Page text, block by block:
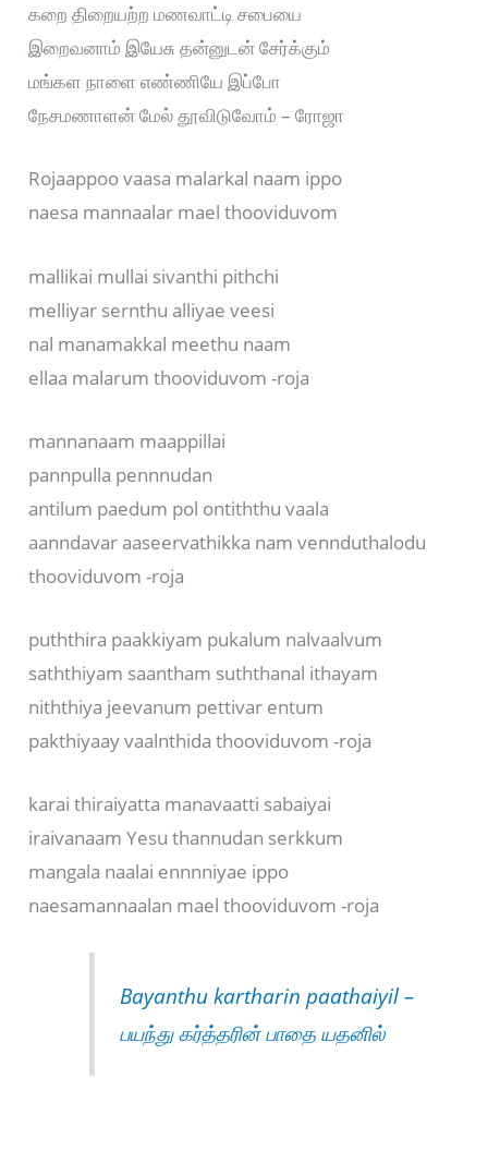
கறை திறையற்ற மணவாட்டி சபையை
இறைவனாம் இயேசு தன்னுடன் சேர்க்கும்
மங்கள நாளை எண்ணியே இப்போ
நேசமணாளன் மேல் தூவிடுவோம் – ரோஜா
Rojaappoo vaasa malarkal naam ippo
naesa mannaalar mael thooviduvom
mallikai mullai sivanthi pithchi
melliyar sernthu alliyae veesi
nal manamakkal meethu naam
ellaa malarum thooviduvom -roja
mannanaam maappillai
pannpulla pennnudan
antilum paedum pol ontiththu vaala
aanndavar aaseervathikka nam vennduthalodu
thooviduvom -roja
puththira paakkiyam pukalum nalvaalvum
saththiyam saantham suththanal ithayam
niththiya jeevanum pettivar entum
pakthiyaay vaalnthida thooviduvom -roja
karai thiraiyatta manavaatti sabaiyai
iraivanaam Yesu thannudan serkkum
mangala naalai ennnniyae ippo
naesamannaalan mael thooviduvom -roja
Bayanthu kartharin paathaiyil –
பயந்து கர்த்தரின் பாதை யதனில்